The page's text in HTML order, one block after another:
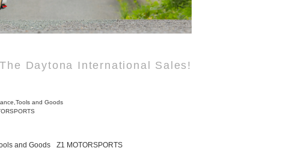
Daytona International Sales!
and Goods
and Goods Z1 MOTORSPORTS